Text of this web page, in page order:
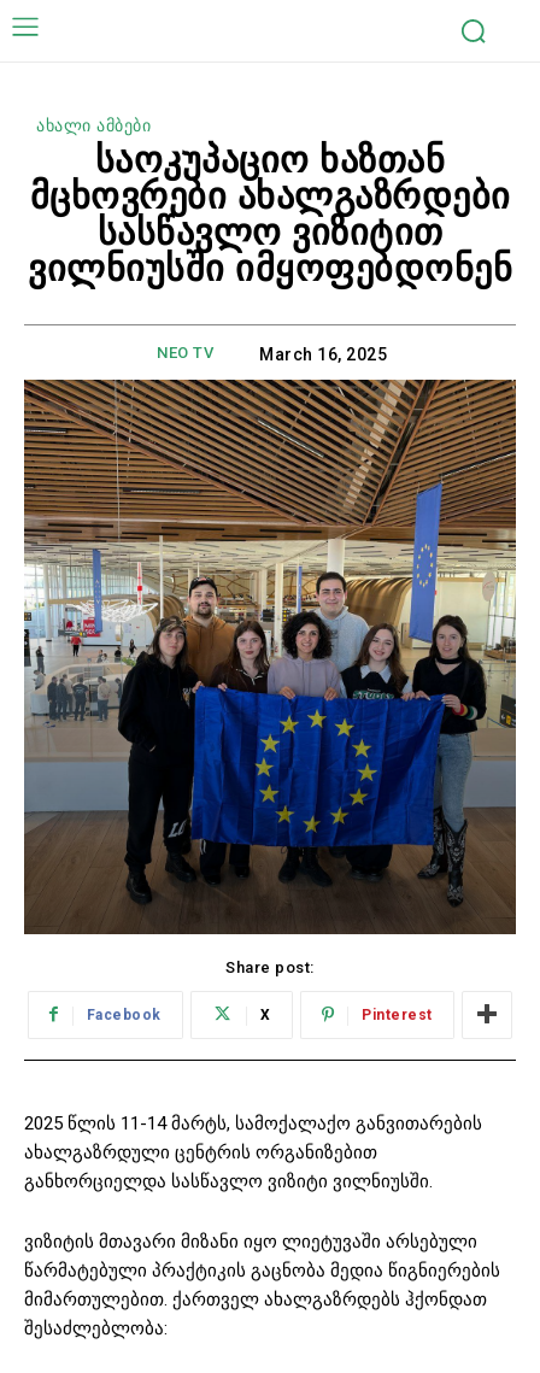
ახალი ამბები
საოკუპაციო ხაზთან
მცხოვრები ახალგაზრდები
სასწავლო ვიზიტით
ვილნიუსში იმყოფებდონენ
NEO TV March 16, 2025
Share post:
Facebook X Pinterest
2025 წლის ​1​1-14 მარტს, სამოქალაქო განვითარების
ახალგაზრდული ცენტრის ორგანიზებით
განხორციელდა სასწავლო ვიზიტი ვილნიუსში.
ვიზიტის მთავარი მიზანი იყო ლიეტუვაში არსებული
წარმატებული პრაქტიკის გაცნობა მედია წიგნიერების
მიმართულებით. ქართველ ახალგაზრდებს ჰქონდათ
შესაძლებლობა: